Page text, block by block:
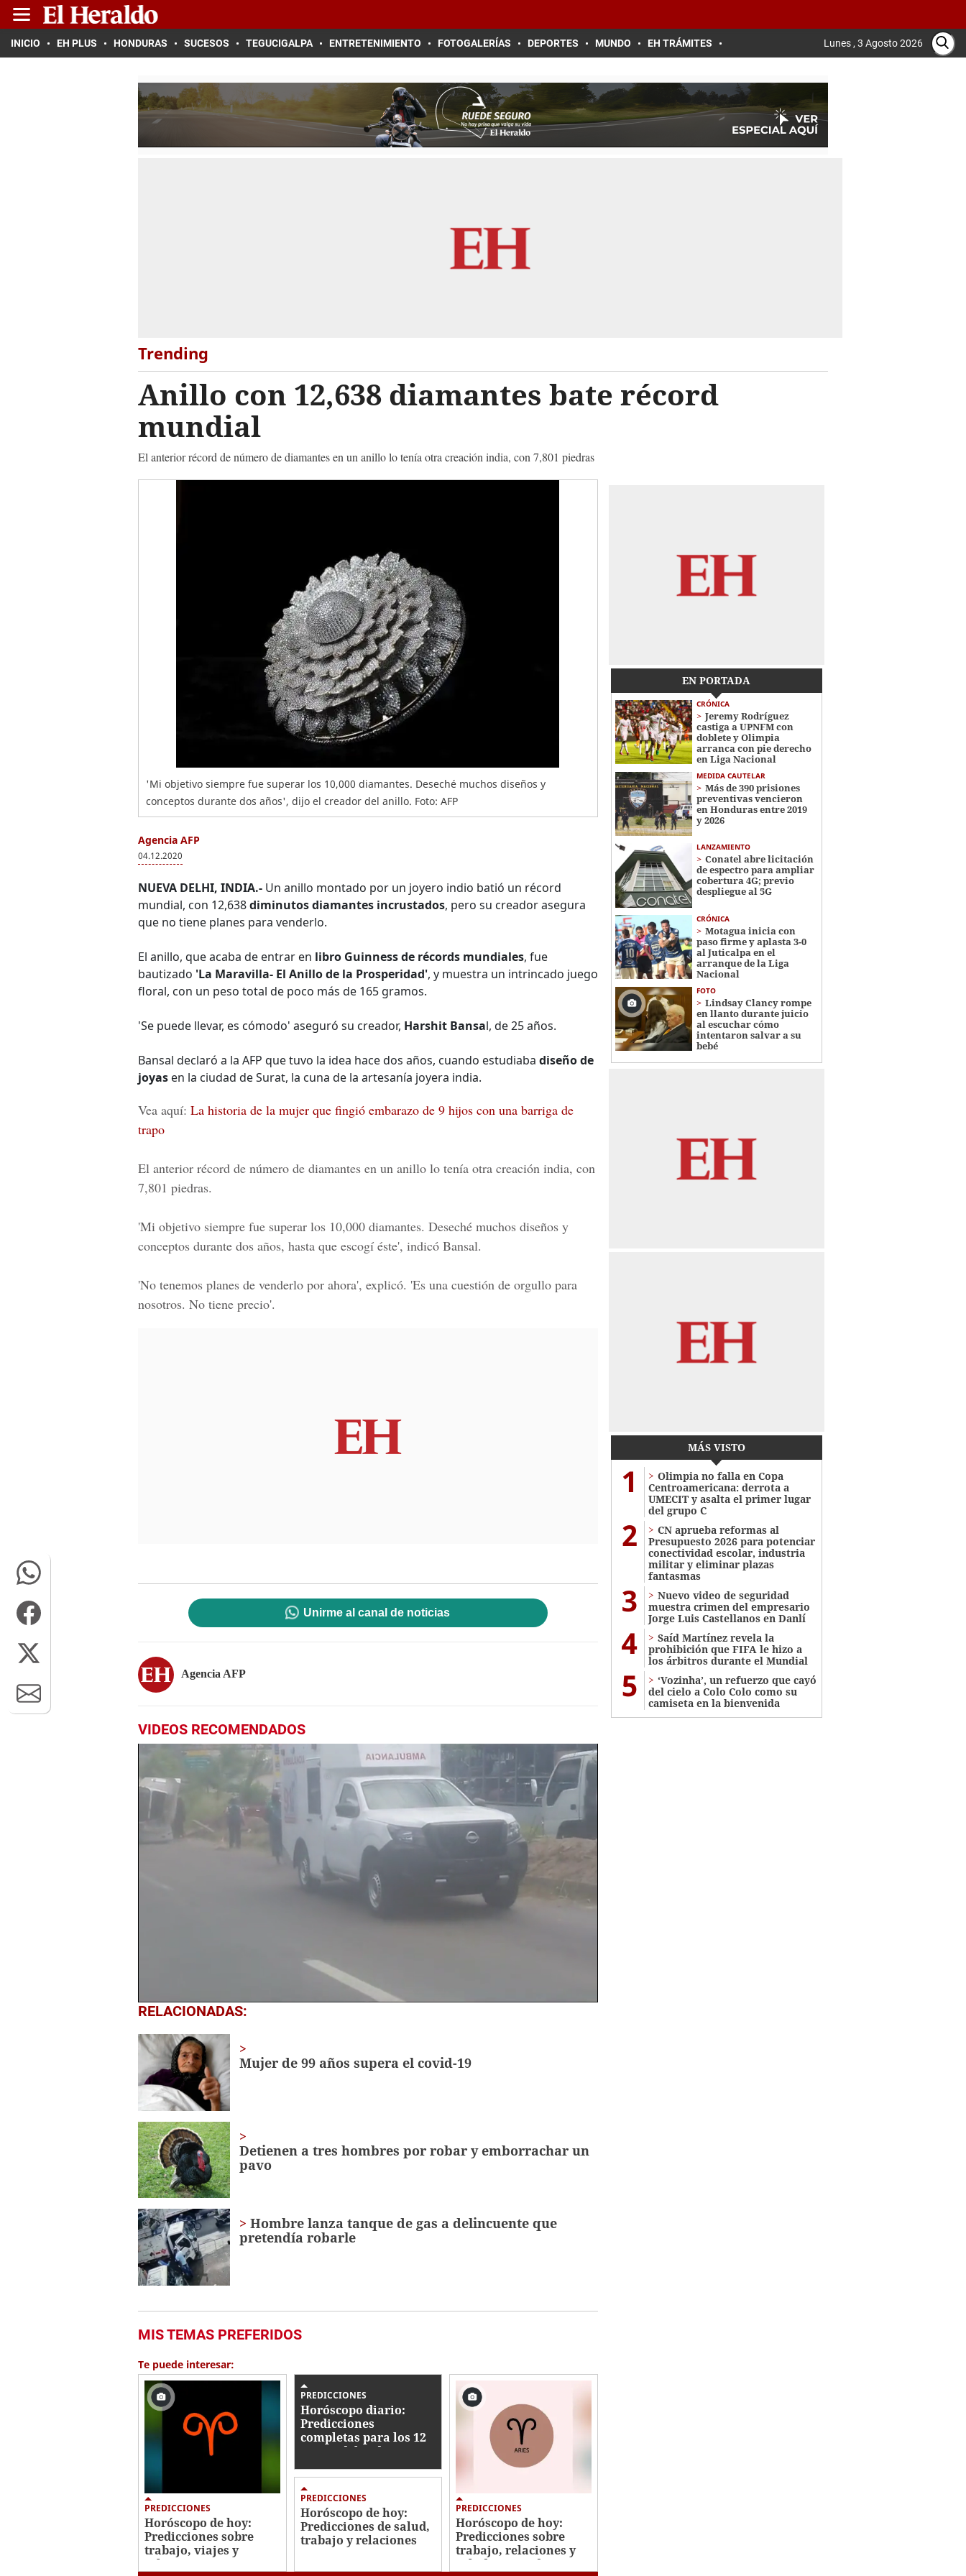
INICIO EH PLUS HONDURAS SUCESOS TEGUCIGALPA ENTRETENIMIENTO FOTOGALERÍAS DEPORTES MUNDO EH TRÁMITES Lunes , 3 Agosto 2026
Trending
Anillo con 12,638 diamantes bate récord
mundial
El anterior récord de número de diamantes en un anillo lo tenía otra creación india, con 7,801 piedras
'Mi objetivo siempre fue superar los 10,000 diamantes. Deseché muchos diseños y
conceptos durante dos años', dijo el creador del anillo. Foto: AFP
Agencia AFP
04.12.2020
NUEVA DELHI, INDIA.- Un anillo montado por un joyero indio batió un récord
mundial, con 12,638diminutos diamantes incrustados, pero su creador asegura
que no tiene planes para venderlo.
El anillo, que acaba de entrar en libro Guinness de récords mundiales, fue
bautizado 'La Maravilla- El Anillo de la Prosperidad', y muestra un intrincado juego
floral, con un peso total de poco más de 165 gramos.
'Se puede llevar, es cómodo' aseguró su creador, Harshit Bansal, de 25 años.
Bansal declaró a la AFP que tuvo la idea hace dos años, cuando estudiaba diseño de
joyas en la ciudad de Surat, la cuna de la artesanía joyera india.
Vea aquí: La historia de la mujer que fingió embarazo de 9 hijos con una barriga de
trapo
El anterior récord de número de diamantes en un anillo lo tenía otra creación india, con
7,801 piedras.
'Mi objetivo siempre fue superar los 10,000 diamantes. Deseché muchos diseños y
conceptos durante dos años, hasta que escogí éste', indicó Bansal.
'No tenemos planes de venderlo por ahora', explicó. 'Es una cuestión de orgullo para
nosotros. No tiene precio'.
Unirme al canal de noticias
Agencia AFP
VIDEOS RECOMENDADOS
0
seconds
1
minute,
secondsVolume
0%
RELACIONADAS:
Mujer de 99 años supera el covid-19
Detienen a tres hombres por robar y emborrachar un
pavo
Hombre lanza tanque de gas a delincuente que
pretendía robarle
MIS TEMAS PREFERIDOS
Te puede interesar:
PREDICCIONES
Horóscopo de hoy:
Predicciones sobre
trabajo, viajes y
relaciones para tu
PREDICCIONES
Horóscopo diario:
Predicciones
completas para los 12
signos del zodiaco
PREDICCIONES
Horóscopo de hoy:
Predicciones de salud,
trabajo y relaciones
PREDICCIONES
Horóscopo de hoy:
Predicciones sobre
trabajo, relaciones y
salud para cada signo
EN PORTADA
CRÓNICA
Jeremy Rodríguez
castiga a UPNFM con
doblete y Olimpia
arranca con pie derecho
en Liga Nacional
MEDIDA CAUTELAR
Más de 390 prisiones
preventivas vencieron
en Honduras entre 2019
y 2026
LANZAMIENTO
Conatel abre licitación
de espectro para ampliar
cobertura 4G; previo
despliegue al 5G
CRÓNICA
Motagua inicia con
paso firme y aplasta 3-0
al Juticalpa en el
arranque de la Liga
Nacional
FOTO
Lindsay Clancy rompe
en llanto durante juicio
al escuchar cómo
intentaron salvar a su
bebé
MÁS VISTO
1
Olimpia no falla en Copa
Centroamericana: derrota a
UMECIT y asalta el primer lugar
del grupo C
2
CN aprueba reformas al
Presupuesto 2026 para potenciar
conectividad escolar, industria
militar y eliminar plazas
fantasmas
3
Nuevo video de seguridad
muestra crimen del empresario
Jorge Luis Castellanos en Danlí
4
Saíd Martínez revela la
prohibición que FIFA le hizo a
los árbitros durante el Mundial
5
‘Vozinha’, un refuerzo que cayó
del cielo a Colo Colo como su
camiseta en la bienvenida